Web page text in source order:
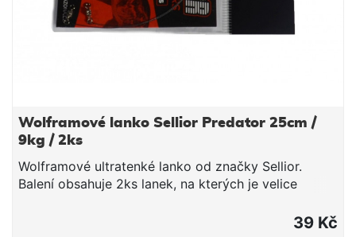
Wolframové lanko Sellior Predator 25cm /
9kg / 2ks
Wolframové ultratenké lanko od značky Sellior.
Balení obsahuje 2ks lanek, na kterých je velice
39 Kč